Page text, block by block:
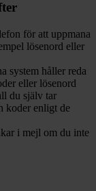
för att uppmana
lösenord eller
system håller reda
eller lösenord
du själv tar
koder enligt de
i mejl om du inte